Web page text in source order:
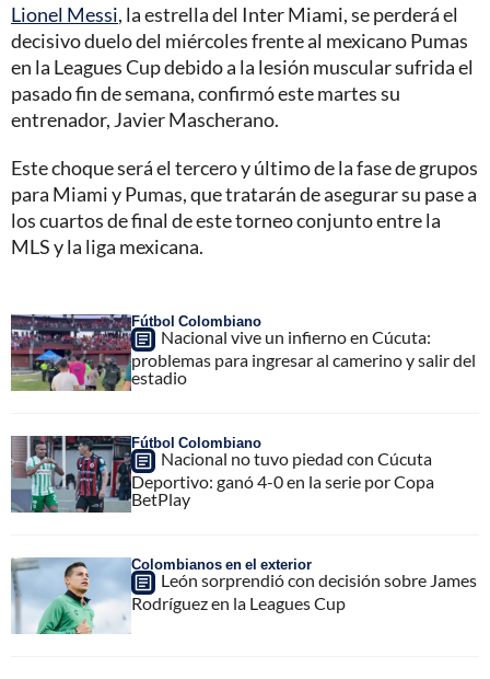
Lionel Messi, la estrella del Inter Miami, se perderá el
decisivo duelo del miércoles frente al mexicano Pumas
en la Leagues Cup debido a la lesión muscular sufrida el
pasado fin de semana, confirmó este martes su
entrenador, Javier Mascherano.
Este choque será el tercero y último de la fase de grupos
para Miami y Pumas, que tratarán de asegurar su pase a
los cuartos de final de este torneo conjunto entre la
MLS y la liga mexicana.
Fútbol Colombiano
Nacional vive un infierno en Cúcuta:
problemas para ingresar al camerino y salir del
estadio
Fútbol Colombiano
Nacional no tuvo piedad con Cúcuta
Deportivo: ganó 4-0 en la serie por Copa
BetPlay
Colombianos en el exterior
León sorprendió con decisión sobre James
Rodríguez en la Leagues Cup